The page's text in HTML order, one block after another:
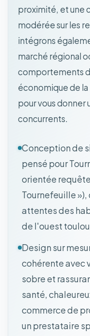
proximité, et une
modérée sur les
intégrons
marché régional
comportements
économique de
pour vous donner
concurrents.
Conception de
pensé pour
orientée
Tournefeuille
attentes des
de l'ouest
Design sur
cohérente avec
sobre et
santé,
commerce de
un prestataire